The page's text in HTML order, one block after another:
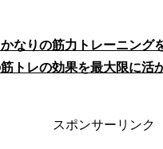
なりの筋力トレーニング
トレの効果を最大限に活
スポンサーリンク